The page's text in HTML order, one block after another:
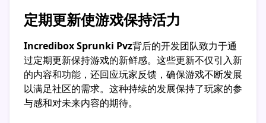
定期更新使游戏保持活力
Incredibox Sprunki Pvz背后的开发团队致力于通
过定期更新保持游戏的新鲜感。这些更新不仅引入新
的内容和功能，还回应玩家反馈，确保游戏不断发展
以满足社区的需求。这种持续的发展保持了玩家的参
与感和对未来内容的期待。